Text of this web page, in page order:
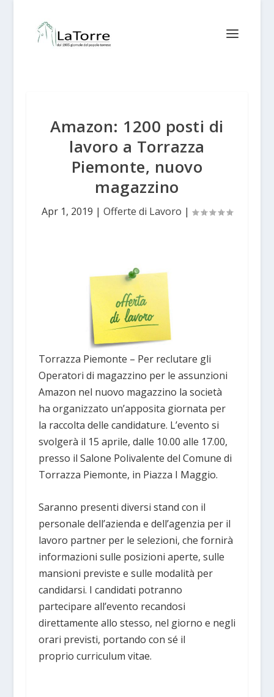
Amazon: 1200 posti di
lavoro a Torrazza
Piemonte, nuovo
magazzino
Apr 1, 2019 | Offerte di Lavoro |
Torrazza Piemonte – Per reclutare gli
Operatori di magazzino per le assunzioni
Amazon nel nuovo magazzino la società
ha organizzato un’apposita giornata per
la raccolta delle candidature. L’evento si
svolgerà il 15 aprile, dalle 10.00 alle 17.00,
presso il Salone Polivalente del Comune di
Torrazza Piemonte, in Piazza I Maggio.
Saranno presenti diversi stand con il
personale dell’azienda e dell’agenzia per il
lavoro partner per le selezioni, che fornirà
informazioni sulle posizioni aperte, sulle
mansioni previste e sulle modalità per
candidarsi. I candidati potranno
partecipare all’evento recandosi
direttamente allo stesso, nel giorno e negli
orari previsti, portando con sé il
proprio curriculum vitae.